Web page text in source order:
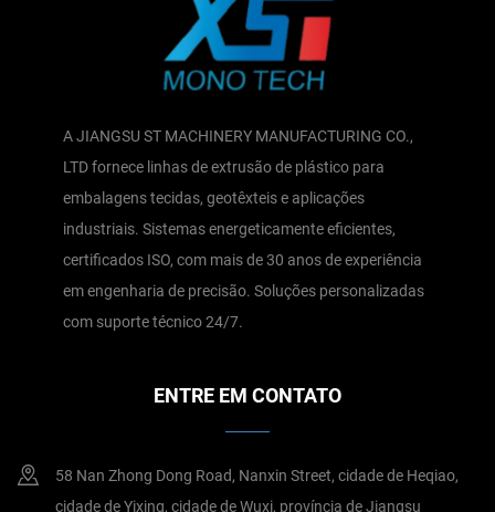
A JIANGSU ST MACHINERY MANUFACTURING CO.,
LTD fornece linhas de extrusão de plástico para
embalagens tecidas, geotêxteis e aplicações
industriais. Sistemas energeticamente eficientes,
certificados ISO, com mais de 30 anos de experiência
em engenharia de precisão. Soluções personalizadas
com suporte técnico 24/7.
ENTRE EM CONTATO
58 Nan Zhong Dong Road, Nanxin Street, cidade de Heqiao,
cidade de Yixing, cidade de Wuxi, província de Jiangsu